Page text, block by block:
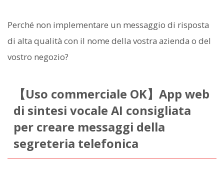
Perché non implementare un messaggio di risposta
di alta qualità con il nome della vostra azienda o del
vostro negozio?
【Uso commerciale OK】App web
di sintesi vocale AI consigliata
per creare messaggi della
segreteria telefonica